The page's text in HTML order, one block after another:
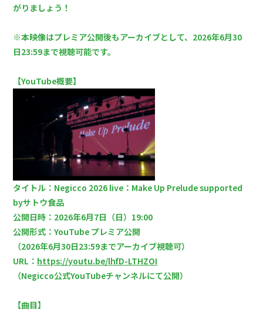
会員登録 ログイン
ネギネギ動画
ギャラリー
がりましょう！
※本映像はプレミア公開後もアーカイブとして、2026年6月30
日23:59まで視聴可能です。
【YouTube概要】
タイトル：Negicco 2026 live：Make Up Prelude supported
byサトウ食品
公開日時：2026年6月7日（日）19:00
公開形式：YouTube プレミア公開
（2026年6月30日23:59までアーカイブ視聴可）
URL： https://youtu.be/lhfD-LTHZOI
（Negicco公式YouTubeチャンネルにて公開）
【曲目】